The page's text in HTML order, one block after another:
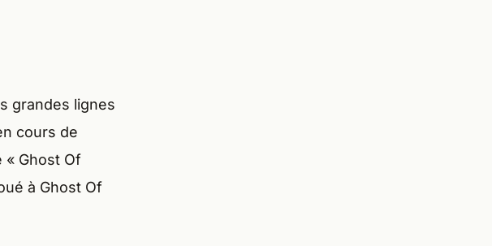
grandes lignes
cours de
« Ghost Of
à Ghost Of